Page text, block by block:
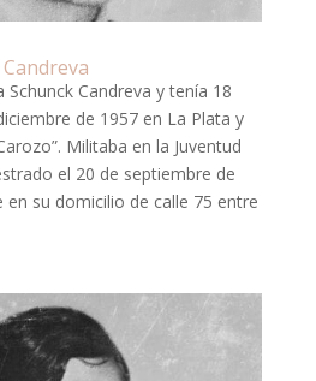
Schunck Candreva y tenía 18
de 1957 en La Plata y
Militaba en la Juventud
el 20 de septiembre de
en su domicilio de calle 75 entre